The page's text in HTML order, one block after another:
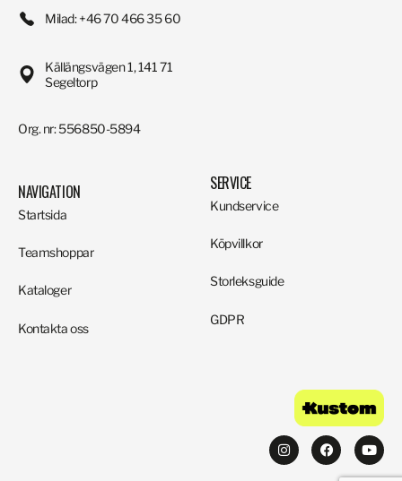
Milad: +46 70 466 35 60
Källängsvägen 1, 141 71
Segeltorp
Org. nr: 556850-5894
NAVIGATION
Startsida
Teamshoppar
Kataloger
Kontakta oss
SERVICE
Kundservice
Köpvillkor
Storleksguide
GDPR